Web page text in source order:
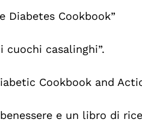
Diabetes Cookbook”
cuochi casalinghi”.
Cookbook and
benessere e un libro di